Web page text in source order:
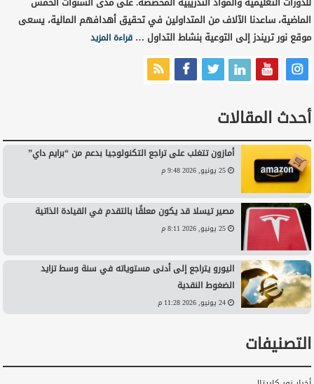
الماضية، ساعدنا الآلاف من المتداولين في تحقيق أهدافهم المالية، يسعى
موقع نور تريندز إلى التوعية بنشاط التداول …قراءة المزيد
أحدث المقالات
أمازون تتغلب على تراجع التكنولوجيا بدعم من “برايم داي”
25 يونيو, 2026 9:48 م
مصير تيسلا قد يكون معلقًا بالتقدم في القيادة الذاتية
25 يونيو, 2026 8:11 م
اليورو يتراجع إلى أدنى مستوياته في سنة وسط تزايد
الضغوط النقدية
24 يونيو, 2026 11:28 م
التصنيفات